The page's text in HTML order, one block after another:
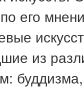
его
из